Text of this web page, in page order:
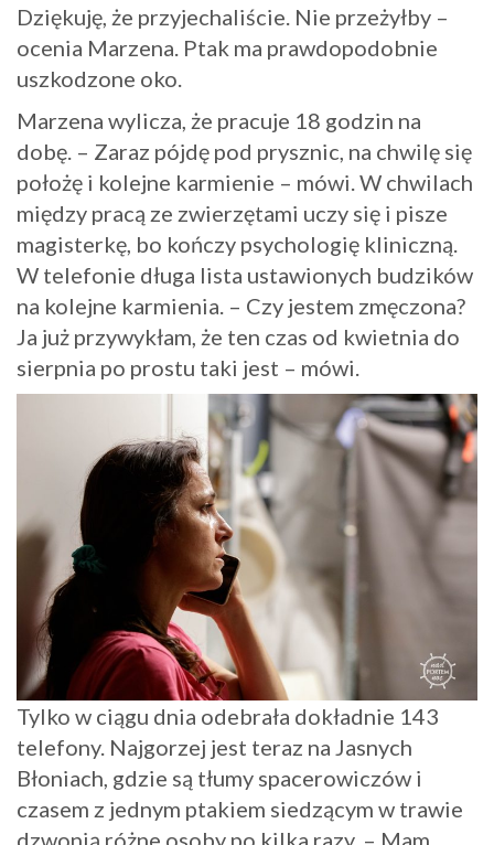
Dziękuję, że przyjechaliście. Nie przeżyłby –
ocenia Marzena. Ptak ma prawdopodobnie
uszkodzone oko.
Marzena wylicza, że pracuje 18 godzin na
dobę. – Zaraz pójdę pod prysznic, na chwilę się
położę i kolejne karmienie – mówi. W chwilach
między pracą ze zwierzętami uczy się i pisze
magisterkę, bo kończy psychologię kliniczną.
W telefonie długa lista ustawionych budzików
na kolejne karmienia. – Czy jestem zmęczona?
Ja już przywykłam, że ten czas od kwietnia do
sierpnia po prostu taki jest – mówi.
Tylko w ciągu dnia odebrała dokładnie 143
telefony. Najgorzej jest teraz na Jasnych
Błoniach, gdzie są tłumy spacerowiczów i
czasem z jednym ptakiem siedzącym w trawie